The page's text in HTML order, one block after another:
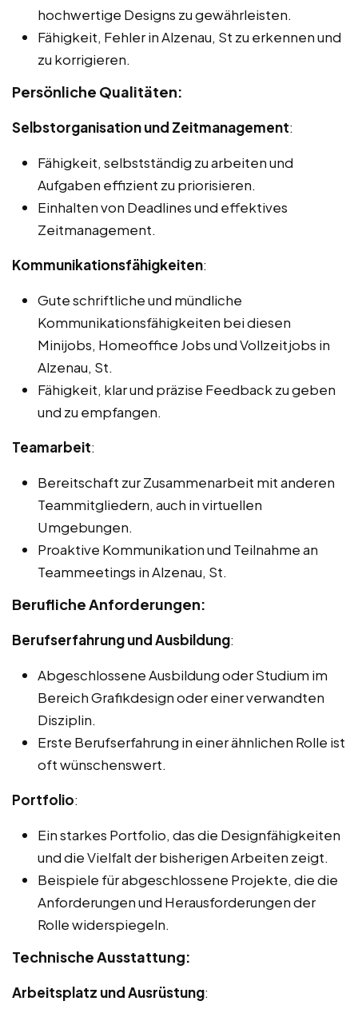
hochwertige Designs zu gewährleisten.
Fähigkeit, Fehler in Alzenau, St zu erkennen und
zu korrigieren.
Persönliche Qualitäten:
Selbstorganisation und Zeitmanagement:
Fähigkeit, selbstständig zu arbeiten und
Aufgaben effizient zu priorisieren.
Einhalten von Deadlines und effektives
Zeitmanagement.
Kommunikationsfähigkeiten:
Gute schriftliche und mündliche
Kommunikationsfähigkeiten bei diesen
Minijobs, Homeoffice Jobs und Vollzeitjobs in
Alzenau, St.
Fähigkeit, klar und präzise Feedback zu geben
und zu empfangen.
Teamarbeit:
Bereitschaft zur Zusammenarbeit mit anderen
Teammitgliedern, auch in virtuellen
Umgebungen.
Proaktive Kommunikation und Teilnahme an
Teammeetings in Alzenau, St.
Berufliche Anforderungen:
Berufserfahrung und Ausbildung:
Abgeschlossene Ausbildung oder Studium im
Bereich Grafikdesign oder einer verwandten
Disziplin.
Erste Berufserfahrung in einer ähnlichen Rolle ist
oft wünschenswert.
Portfolio:
Ein starkes Portfolio, das die Designfähigkeiten
und die Vielfalt der bisherigen Arbeiten zeigt.
Beispiele für abgeschlossene Projekte, die die
Anforderungen und Herausforderungen der
Rolle widerspiegeln.
Technische Ausstattung:
Arbeitsplatz und Ausrüstung: